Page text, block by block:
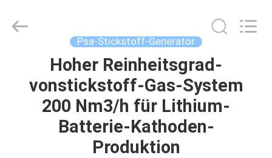
PRODUKTE
Technology
Co.,Ltd.
Psa-Stickstoff-Generator
Hoher Reinheitsgrad-
vonstickstoff-Gas-System
200 Nm3/h für Lithium-
Batterie-Kathoden-
Produktion